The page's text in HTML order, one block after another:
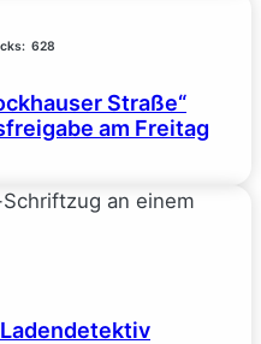
628
Straße“
am Freitag
Ladendetektiv